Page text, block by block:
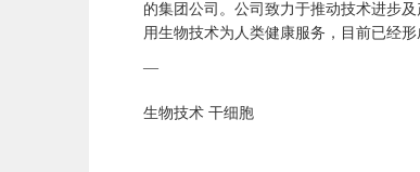
的集团公司。公司致力于推动技术进步
用生物技术为人类健康服务，目前已经形
—
生物技术 干细胞